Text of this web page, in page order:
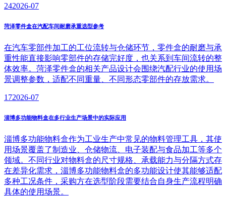
242026-07
菏泽零件盒在汽配车间耐磨承重选型参考
在汽车零部件加工的工位流转与仓储环节，零件盒的耐磨与承
重性能直接影响零部件的存储完好度，也关系到车间流转的整
体效率。菏泽零件盒的相关产品设计会围绕汽配行业的使用场
景调整参数，适配不同重量、不同形态零部件的存放需求。
172026-07
淄博多功能物料盒在多行业生产场景中的实际应用
淄博多功能物料盒作为工业生产中常见的物料管理工具，其使
用场景覆盖了制造业、仓储物流、电子装配与食品加工等多个
领域。不同行业对物料盒的尺寸规格、承载能力与分隔方式存
在差异化需求，淄博多功能物料盒的多功能设计使其能够适配
多种工况条件，采购方在选型阶段需要结合自身生产流程明确
具体的使用场景。